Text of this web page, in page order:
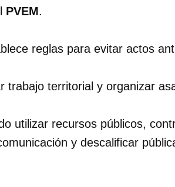
PVEM.
reglas para evitar actos
trabajo territorial y organizar
utilizar recursos públicos,
y descalificar